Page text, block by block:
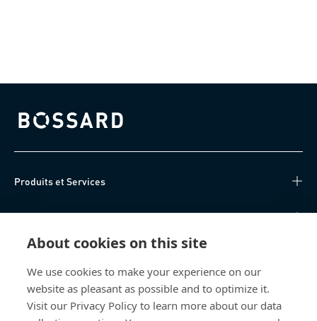
About cookies on this site
We use cookies to make your experience on our
website as pleasant as possible and to optimize it.
Visit our Privacy Policy to learn more about our data
Bossard homepage
Produits et Services
Centre de connaissances
Qui sommes-nous